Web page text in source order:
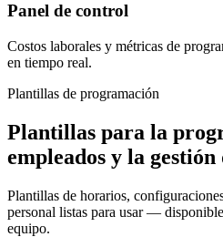
Panel de control
Costos laborales y métricas de
en tiempo real.
Plantillas de programación
Plantillas para la
empleados y la gestión
Plantillas de horarios,
personal listas para usar —
equipo.